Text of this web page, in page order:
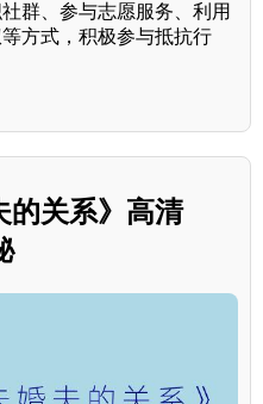
群、参与志愿服务、利用
方式，积极参与抵抗行
的关系》高清